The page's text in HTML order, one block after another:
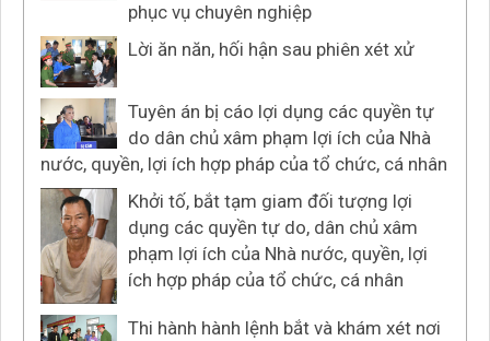
phục vụ chuyên nghiệp
Lời ăn năn, hối hận sau phiên xét xử
Tuyên án bị cáo lợi dụng các quyền tự
do dân chủ xâm phạm lợi ích của Nhà
nước, quyền, lợi ích hợp pháp của tổ chức, cá nhân
Khởi tố, bắt tạm giam đối tượng lợi
dụng các quyền tự do, dân chủ xâm
phạm lợi ích của Nhà nước, quyền, lợi
ích hợp pháp của tổ chức, cá nhân
Thi hành hành lệnh bắt và khám xét nơi